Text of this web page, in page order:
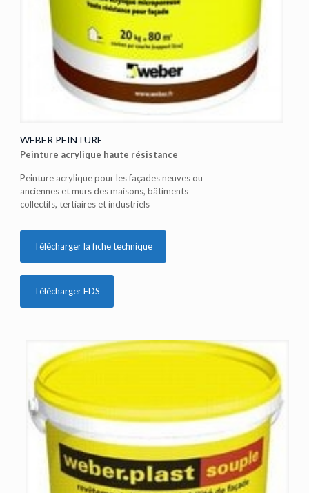
WEBER PEINTURE
Peinture acrylique haute résistance
Peinture acrylique pour les façades neuves ou
anciennes et murs des maisons, bâtiments
collectifs, tertiaires et industriels
Télécharger la fiche technique
Télécharger FDS